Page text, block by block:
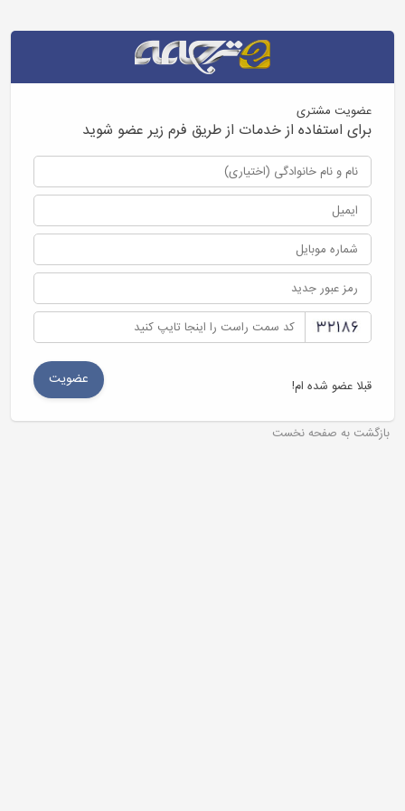
عضویت مشتری
برای استفاده از خدمات از طریق فرم زیر عضو شوید
قبلا عضو شده ام!
بازگشت به صفحه نخست